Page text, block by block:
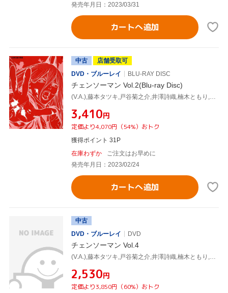
発売年月日：2023/03/31
カートへ追加
中古
店舗受取可
DVD・ブルーレイ
BLU-RAY DISC
チェンソーマン Vol.2(Blu-ray Disc)
¥3,410円
定価より4,070円（54%）おトク
獲得ポイント 31P
在庫わずか
ご注文はお早めに
発売年月日：2023/02/24
カートへ追加
中古
DVD・ブルーレイ
DVD
チェンソーマン Vol.4
¥2,530円
定価より3,850円（60%）おトク